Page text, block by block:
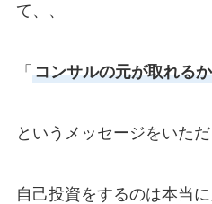
て、、
「 コンサルの元が取れる
というメッセージをいただ
自己投資をするのは本当